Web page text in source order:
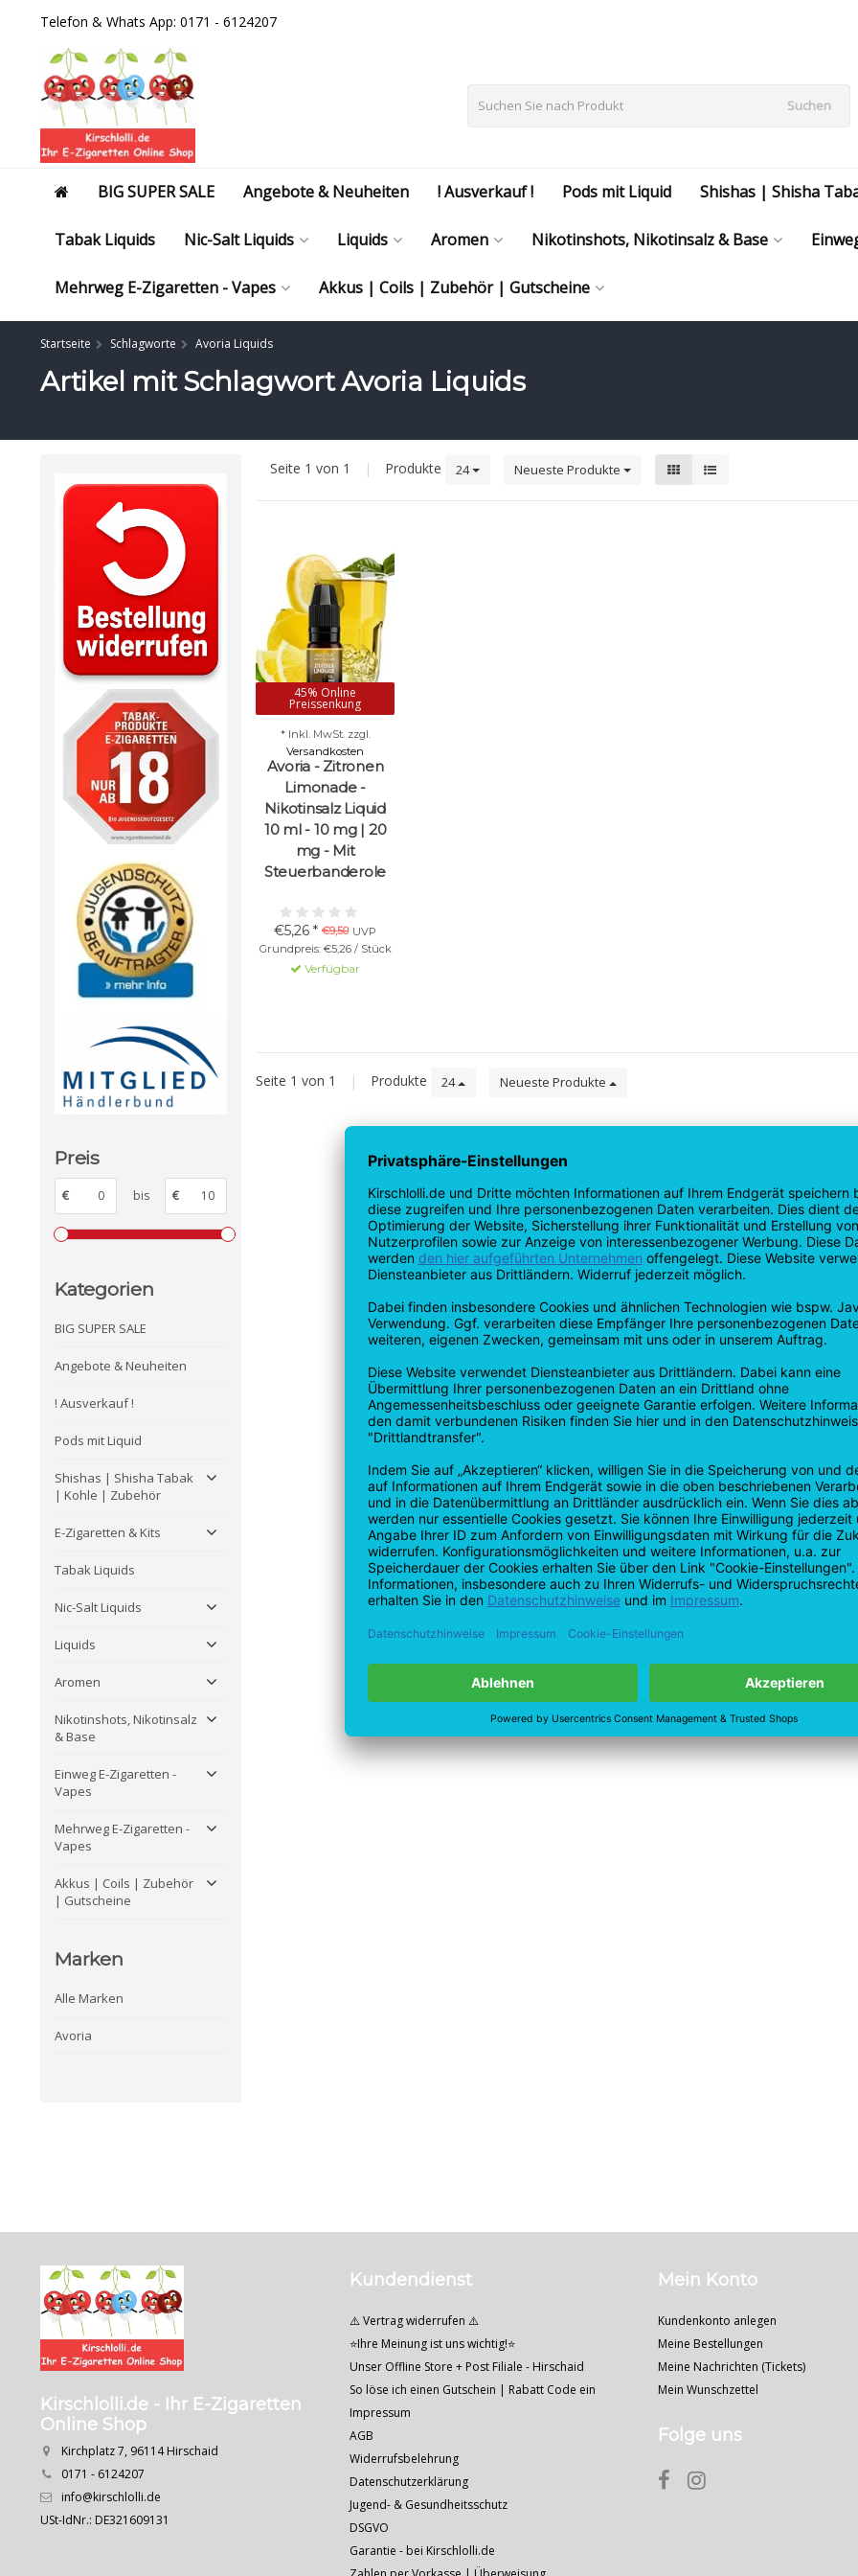
Telefon & Whats App: 0171 - 6124207
Suchen
BIG SUPER SALE Angebote & Neuheiten ! Ausverkauf ! Pods mit Liquid Shishas | Shisha
Tabak Liquids Nic-Salt Liquids Liquids Aromen Nikotinshots, Nikotinsalz & Base
Mehrweg E-Zigaretten - Vapes Akkus | Coils | Zubehör | Gutscheine
Startseite Schlagworte Avoria Liquids
Artikel mit Schlagwort Avoria Liquids
Preis
€ bis €
Kategorien
BIG SUPER SALE
Angebote & Neuheiten
! Ausverkauf !
Pods mit Liquid
Shishas | Shisha Tabak
| Kohle | Zubehör
E-Zigaretten & Kits
Tabak Liquids
Nic-Salt Liquids
Liquids
Aromen
Nikotinshots, Nikotinsalz
& Base
Einweg E-Zigaretten -
Vapes
Mehrweg E-Zigaretten -
Vapes
Akkus | Coils | Zubehör
| Gutscheine
Marken
Alle Marken
Avoria
Seite 1 von 1 | Produkte 24 Neueste Produkte
45% Online
Preissenkung
Avoria - Zitronen
Limonade -
Nikotinsalz Liquid
10 ml - 10 mg | 20
mg - Mit
Steuerbanderole
€5,26 * €9,50 UVP
Grundpreis: €5,26 / Stück
* Inkl. MwSt. zzgl.
Versandkosten
Verfügbar
Seite 1 von 1 | Produkte 24 Neueste Produkte
Kirschlolli.de - Ihr E-Zigaretten
Online Shop
Kirchplatz 7, 96114 Hirschaid
0171 - 6124207
info@kirschlolli.de
USt-IdNr.: DE321609131
Kundendienst
⚠️ Vertrag widerrufen ⚠️
⭐Ihre Meinung ist uns wichtig!⭐
Unser Offline Store + Post Filiale - Hirschaid
So löse ich einen Gutschein | Rabatt Code ein
Impressum
AGB
Widerrufsbelehrung
Datenschutzerklärung
Jugend- & Gesundheitsschutz
DSGVO
Garantie - bei Kirschlolli.de
Mein Konto
Kundenkonto anlegen
Meine Bestellungen
Meine Nachrichten (Tickets)
Mein Wunschzettel
Folge uns